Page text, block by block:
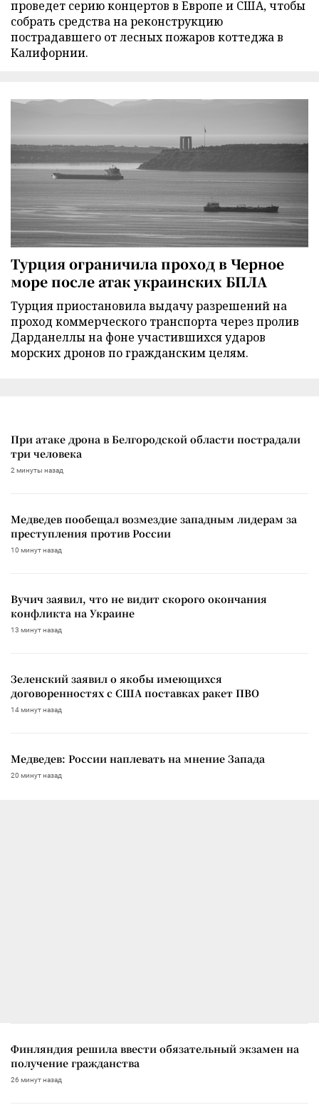
проведет серию концертов в Европе и США, чтобы
собрать средства на реконструкцию
пострадавшего от лесных пожаров коттеджа в
Калифорнии.
Турция ограничила проход в Черное
море после атак украинских БПЛА
Турция приостановила выдачу разрешений на
проход коммерческого транспорта через пролив
Дарданеллы на фоне участившихся ударов
морских дронов по гражданским целям.
При атаке дрона в Белгородской области пострадали
три человека
2 минуты назад
Медведев пообещал возмездие западным лидерам за
преступления против России
10 минут назад
Вучич заявил, что не видит скорого окончания
конфликта на Украине
13 минут назад
Зеленский заявил о якобы имеющихся
договоренностях с США поставках ракет ПВО
14 минут назад
Медведев: России наплевать на мнение Запада
20 минут назад
Финляндия решила ввести обязательный экзамен на
получение гражданства
26 минут назад